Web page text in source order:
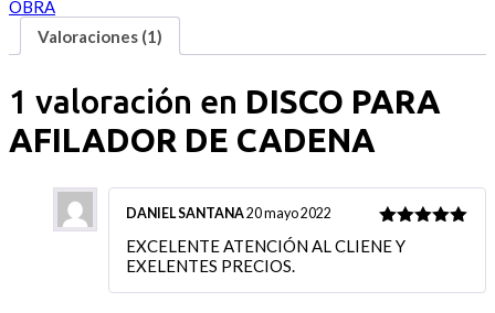
OBRA
Valoraciones (1)
1 valoración en DISCO PARA
AFILADOR DE CADENA
5out of 5
DANIEL SANTANA20 mayo 2022
EXCELENTE ATENCIÓN AL CLIENE Y
EXELENTES PRECIOS.